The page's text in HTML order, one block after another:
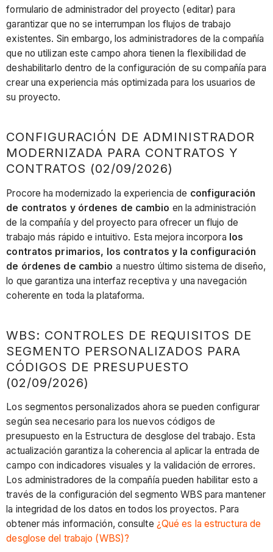
formulario de administrador del proyecto (editar) para
garantizar que no se interrumpan los flujos de trabajo
existentes. Sin embargo, los administradores de la compañía
que no utilizan este campo ahora tienen la flexibilidad de
deshabilitarlo dentro de la configuración de su compañía para
crear una experiencia más optimizada para los usuarios de
su proyecto.
CONFIGURACIÓN DE ADMINISTRADOR
MODERNIZADA PARA CONTRATOS Y
CONTRATOS (02/09/2026)
Procore ha modernizado la experiencia de configuración
de contratos y órdenes de cambio en la administración
de la compañía y del proyecto para ofrecer un flujo de
trabajo más rápido e intuitivo. Esta mejora incorpora los
contratos primarios, los contratos y la configuración
de órdenes de cambio a nuestro último sistema de diseño,
lo que garantiza una interfaz receptiva y una navegación
coherente en toda la plataforma.
WBS: CONTROLES DE REQUISITOS DE
SEGMENTO PERSONALIZADOS PARA
CÓDIGOS DE PRESUPUESTO
(02/09/2026)
Los segmentos personalizados ahora se pueden configurar
según sea necesario para los nuevos códigos de
presupuesto en la Estructura de desglose del trabajo. Esta
actualización garantiza la coherencia al aplicar la entrada de
campo con indicadores visuales y la validación de errores.
Los administradores de la compañía pueden habilitar esto a
través de la configuración del segmento WBS para mantener
la integridad de los datos en todos los proyectos. Para
obtener más información, consulte ¿Qué es la estructura de
desglose del trabajo (WBS)?